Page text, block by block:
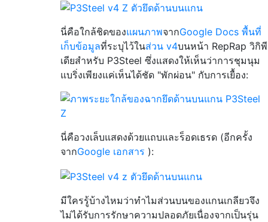
นี่คือใกล้ชิดของแผนภาพจากGoogle Docs พื้นที่
เก็บข้อมูลที่ระบุไว้ในส่วน v4บนหน้า RepRap วิกิพี
เดียสำหรับ P3Steel ซึ่งแสดงให้เห็นว่าการชุมนุม
แบริ่งเพียงแค่เห็นได้ชัด "พักผ่อน" กับการเยื้อง:
นี่คือวงเล็บแสดงด้วยแถบและร็อดเธรด (อีกครั้ง
จากGoogle เอกสาร ):
มีใครรู้บ้างไหมว่าทำไมส่วนบนของแกนเกลียวจึง
ไม่ได้รับการรักษาความปลอดภัยเนื่องจากเป็นรุ่น